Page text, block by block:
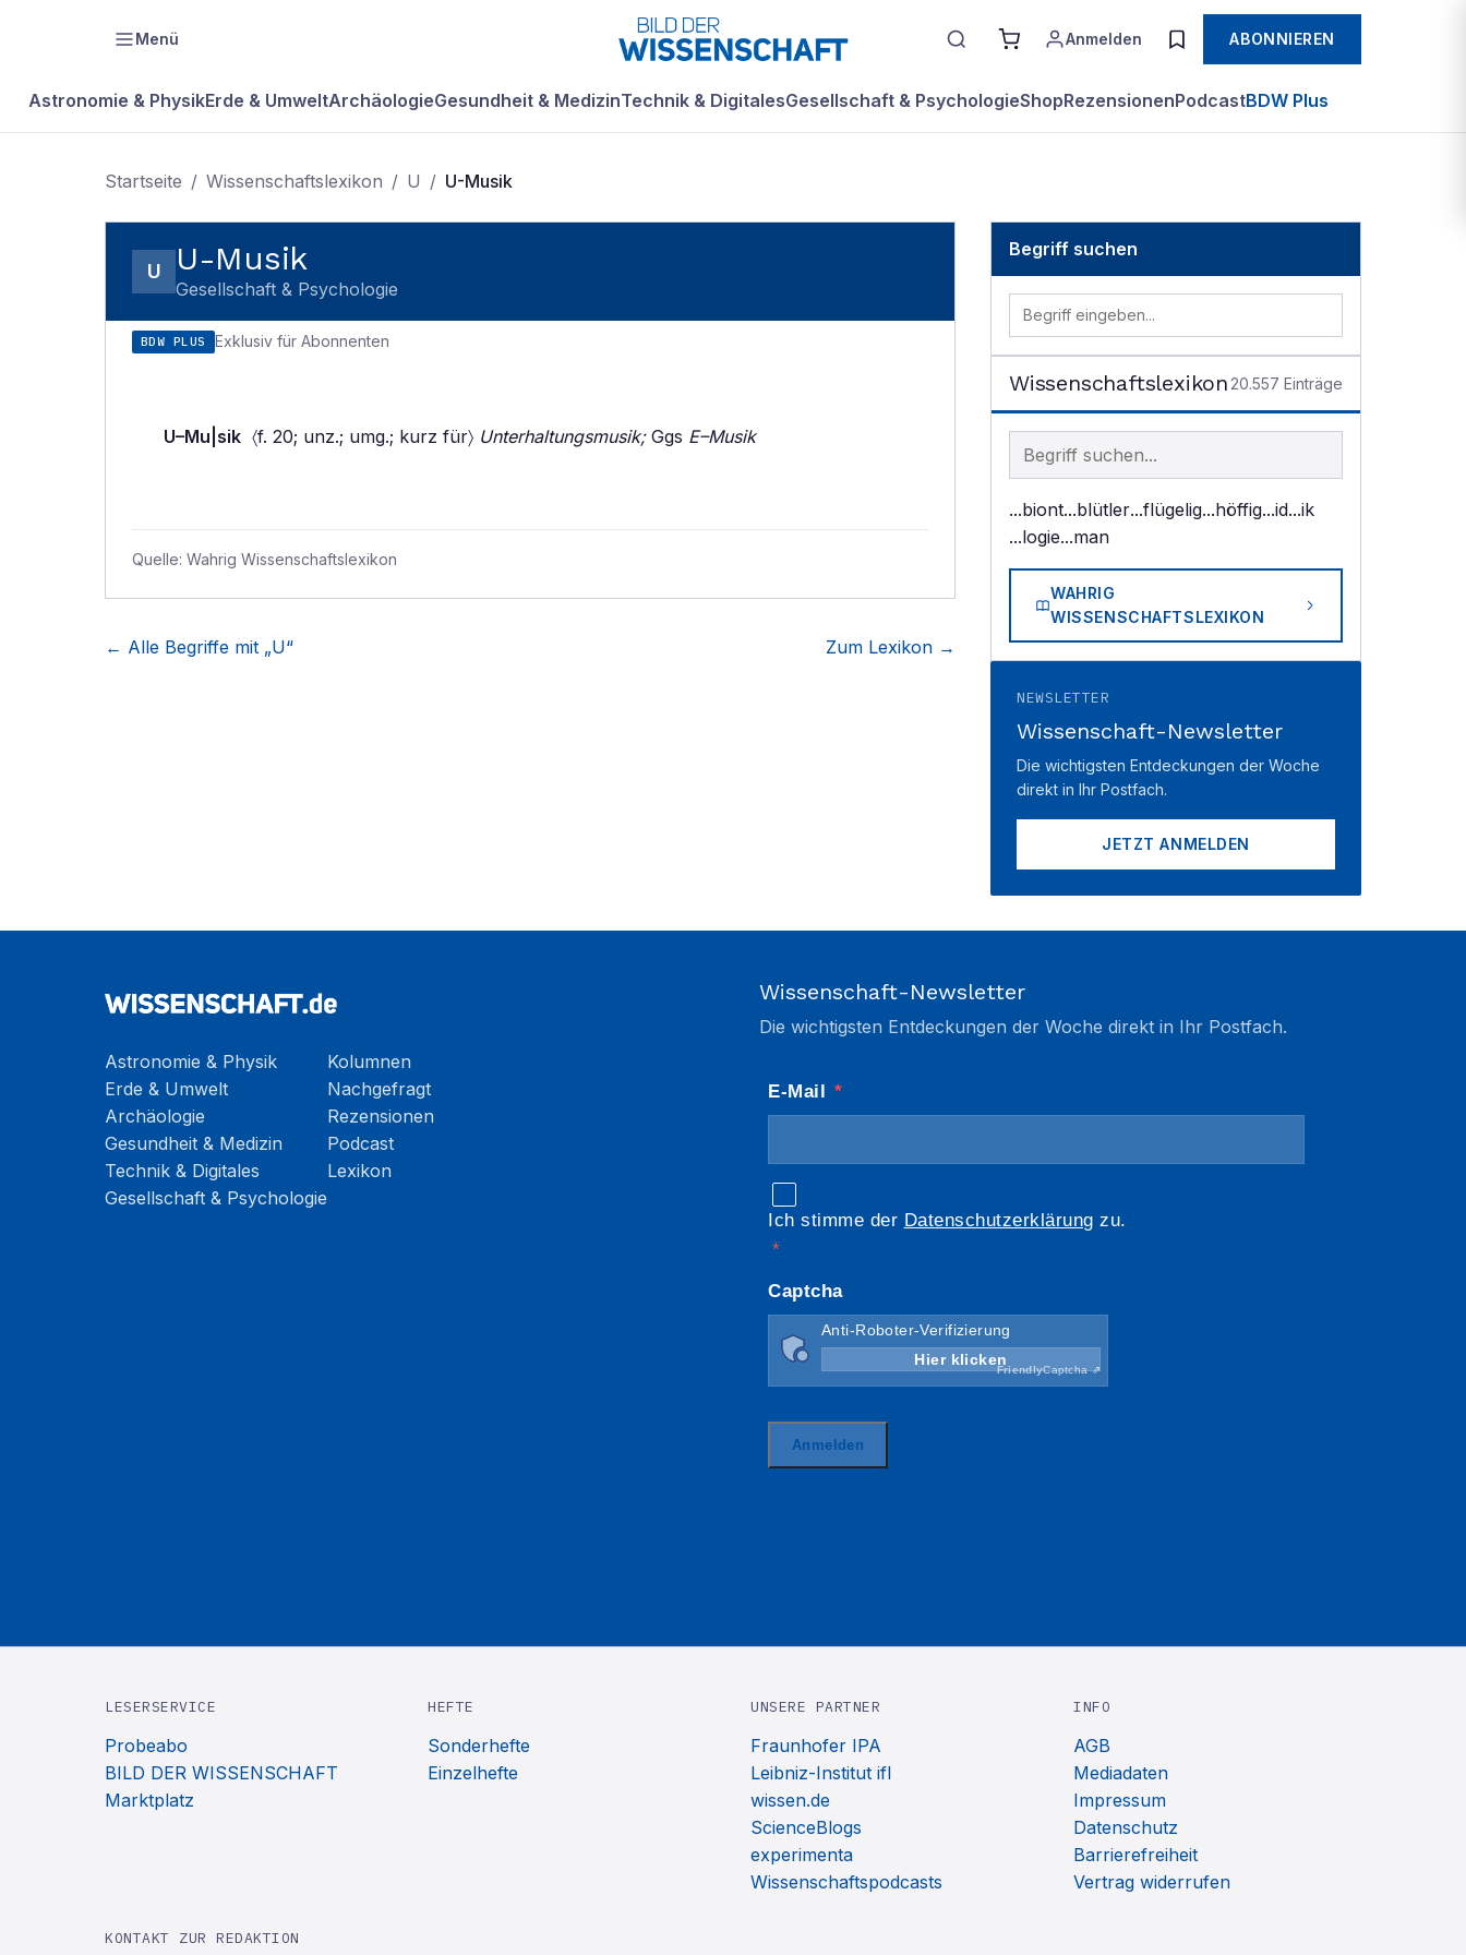
Menü Anmelden ABONNIEREN
Astronomie & PhysikErde & UmweltArchäologieGesundheit & MedizinTechnik & DigitalesGesellschaft & PsychologieShopRezensionenPodcastBDW Plus
Startseite / Wissenschaftslexikon / U / U-Musik
U U-Musik
Gesellschaft & Psychologie
BDW PLUS Exklusiv für Abonnenten
U–Mu|sik 〈f. 20; unz.; umg.; kurz für〉 Unterhaltungsmusik;Ggs E–Musik
Quelle: Wahrig Wissenschaftslexikon
← Alle Begriffe mit „U“ Zum Lexikon →
Begriff suchen
Wissenschaftslexikon 20.557 Einträge
Begriff im Lexikon suchen
...biont...blütler...flügelig...höffig...id...ik
...logie...man
WAHRIG
WISSENSCHAFTSLEXIKON
NEWSLETTER
Wissenschaft-Newsletter
Die wichtigsten Entdeckungen der Woche
direkt in Ihr Postfach.
JETZT ANMELDEN
Astronomie & Physik
Erde & Umwelt
Archäologie
Gesundheit & Medizin
Technik & Digitales
Gesellschaft & Psychologie
Kolumnen
Nachgefragt
Rezensionen
Podcast
Lexikon
Wissenschaft-Newsletter
Die wichtigsten Entdeckungen der Woche direkt in Ihr Postfach.
LESERSERVICE
Probeabo
BILD DER WISSENSCHAFT
Marktplatz
HEFTE
Sonderhefte
Einzelhefte
UNSERE PARTNER
Fraunhofer IPA
Leibniz-Institut ifl
wissen.de
ScienceBlogs
experimenta
Wissenschaftspodcasts
INFO
AGB
Mediadaten
Impressum
Datenschutz
Barrierefreiheit
Vertrag widerrufen
KONTAKT ZUR REDAKTION